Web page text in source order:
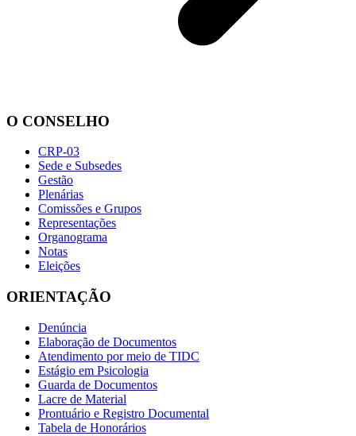
O CONSELHO
CRP-03
Sede e Subsedes
Gestão
Plenárias
Comissões e Grupos
Representações
Organograma
Notas
Eleições
ORIENTAÇÃO
Denúncia
Elaboração de Documentos
Atendimento por meio de TIDC
Estágio em Psicologia
Guarda de Documentos
Lacre de Material
Prontuário e Registro Documental
Tabela de Honorários